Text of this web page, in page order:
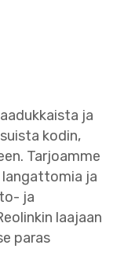
ja
kodin,
Tarjoamme
langattomia ja
ja
laajaan
paras